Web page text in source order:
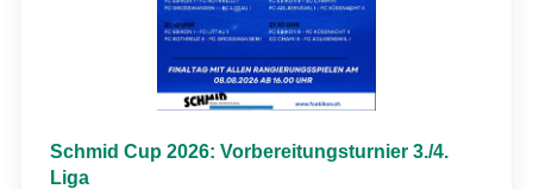
Schmid Cup 2026: Vorbereitungsturnier 3./4.
Liga